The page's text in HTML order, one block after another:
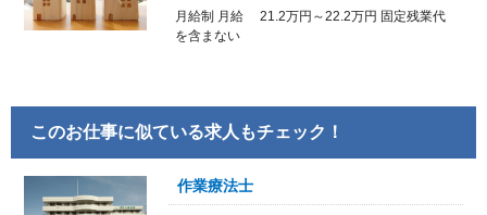
月給制 月給 21.2万円～22.2万円 固定残業代
を含まない
このお仕事に似ている求人もチェック！
作業療法士